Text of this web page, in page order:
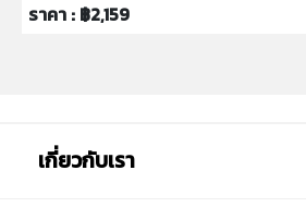
ราคา : ฿2,159
เกี่ยวกับเรา